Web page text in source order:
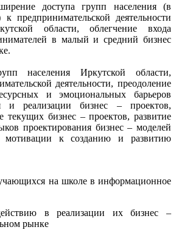
доступа групп населения (в
предпринимательской деятельности
области, облегчение входа
в малый и средний бизнес
населения Иркутской области,
деятельности, преодоление
и эмоциональных барьеров
и реализации бизнес – проектов,
текущих бизнес – проектов, развитие
проектирования бизнес – моделей
мотивации к созданию и развитию
на школе в информационное
в реализации их бизнес –
рынке